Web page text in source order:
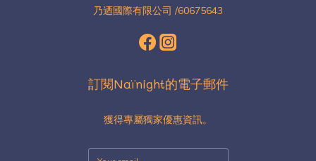
乃迺國際有限公司 /60675643
訂閱Naïnight的電子郵件
獲得專屬獨家優惠資訊。